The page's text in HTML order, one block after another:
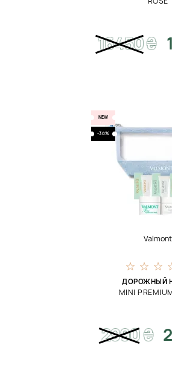
16450₴
NEW
-30%
Valmont
ДОРОЖНЫЙ
MINI
2990₴